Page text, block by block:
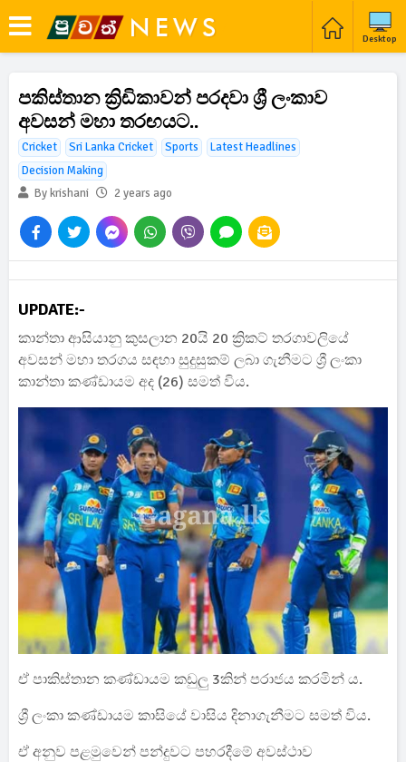
Desktop
පකිස්තාන ක්‍රිඩිකාවන් පරදවා ශ්‍රී ලංකාව
අවසන් මහා තරඟයට..
Cricket Sri Lanka Cricket Sports
Latest Headlines
Decision Making
By krishani
2 years ago
UPDATE:-
කාන්තා ආසියානු කුසලාන 20යි 20 ක්‍රිකට් තරගාවලියේ
අවසන් මහා තරගය සඳහා සුදුසුකම් ලබා ගැනීමට ශ්‍රී ලංකා
කාන්තා කණ්ඩායම අද (26) සමත් විය.
ඒ පාකිස්තාන කණ්ඩායම කඩුලු 3කින් පරාජය කරමින් ය.
ශ්‍රී ලංකා කණ්ඩායම කාසියේ වාසිය දිනාගැනීමට සමත් විය.
ඒ අනුව පළමුවෙන් පන්දුවට පහරදීමේ අවස්ථාව